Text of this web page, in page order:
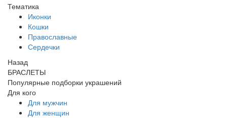
Тематика
Иконки
Кошки
Православные
Сердечки
Назад
БРАСЛЕТЫ
Популярные подборки украшений
Для кого
Для мужчин
Для женщин